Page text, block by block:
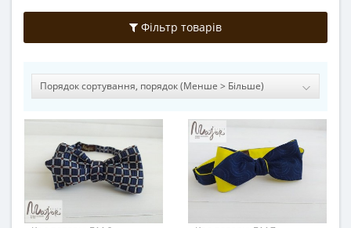
Фільтр товарів